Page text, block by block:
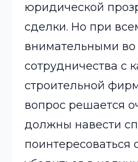
юридической
сделки. Но при
внимательными во
сотрудничества с
строительной
вопрос решается
должны навести
поинтересоваться